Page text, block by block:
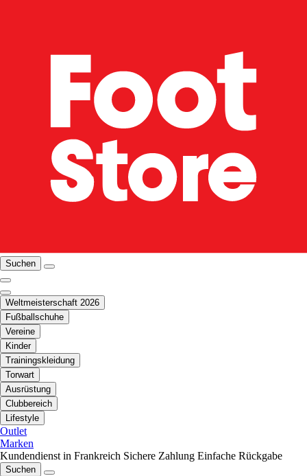
Suchen
Weltmeisterschaft 2026
Fußballschuhe
Vereine
Kinder
Trainingskleidung
Torwart
Ausrüstung
Clubbereich
Lifestyle
Outlet
Marken
Kundendienst in Frankreich Sichere Zahlung Einfache Rückgabe
Suchen